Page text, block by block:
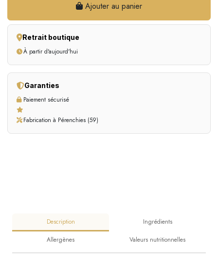
Ajouter au panier
Retrait boutique
À partir d'aujourd'hui
Garanties
Paiement sécurisé
Fabrication à Pérenchies (59)
Description Ingrédients
Allergènes Valeurs nutritionnelles